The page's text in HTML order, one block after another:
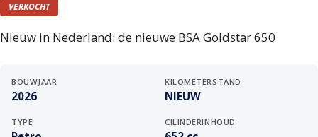
VERKOCHT
Nieuw in Nederland: de nieuwe BSA Goldstar 650
BOUWJAAR
2026
KILOMETERSTAND
NIEUW
TYPE CILINDERINHOUD